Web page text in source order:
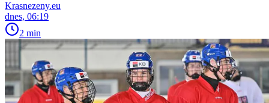
Krasnezeny.eu
dnes, 06:19
2 min